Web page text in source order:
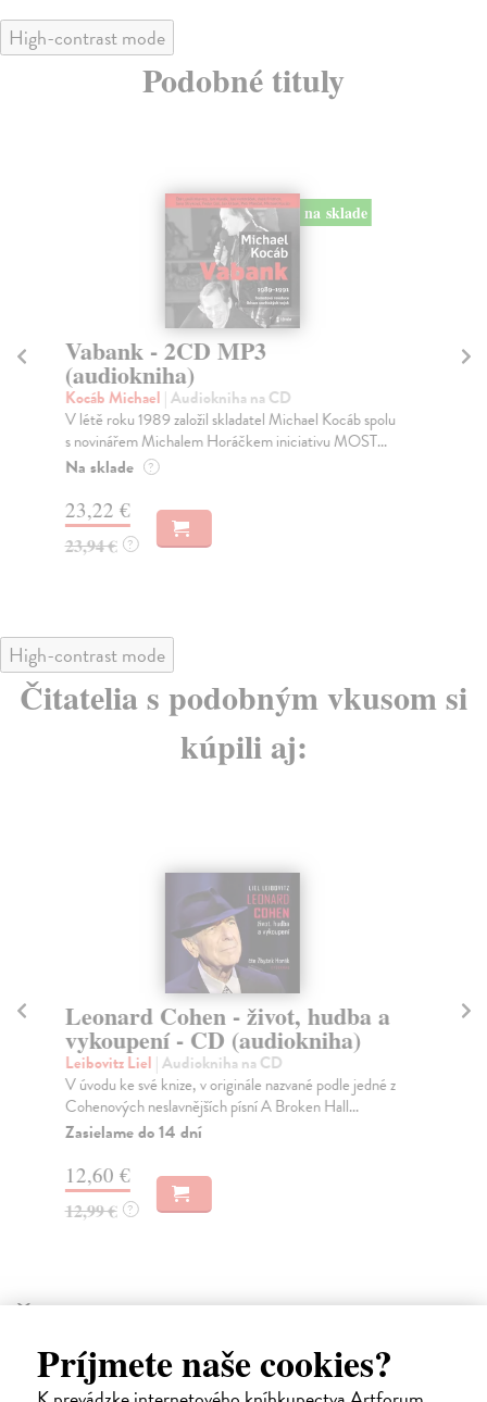
Príjmete naše cookies?
High-contrast mode
Podobné tituly
na sklade
Vabank - 2CD MP3
(audiokniha)
Kocáb Michael | Audiokniha na CD
V létě roku 1989 založil skladatel Michael Kocáb spolu
s novinářem Michalem Horáčkem iniciativu MOST...
Na sklade ?
23,22 €
23,94 € ?
High-contrast mode
Čitatelia s podobným vkusom si
kúpili aj:
Leonard Cohen - život, hudba a
vykoupení - CD (audiokniha)
Leibovitz Liel | Audiokniha na CD
V úvodu ke své knize, v originále nazvané podle jedné z
Cohenových neslavnějších písní A Broken Hall...
Zasielame do 14 dní
12,60 €
12,99 € ?
Ďalšie z kategórie iné audioknihy